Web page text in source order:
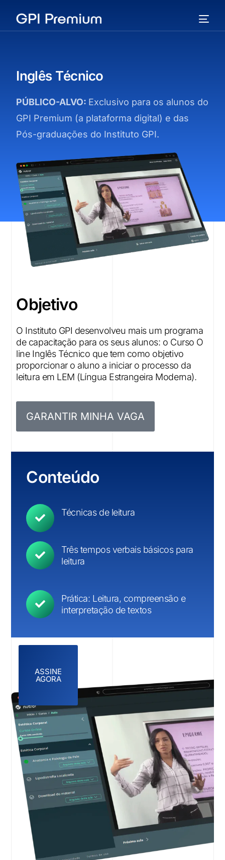
Inglês Técnico
PÚBLICO-ALVO: Exclusivo para os alunos do
GPI Premium (a plataforma digital) e das
Pós-graduações do Instituto GPI.
Objetivo
O Instituto GPI desenvolveu mais um programa
de capacitação para os seus alunos: o Curso O
line Inglês Técnico que tem como objetivo
proporcionar o aluno a iniciar o processo da
leitura em LEM (Língua Estrangeira Moderna).
GARANTIR MINHA VAGA
Conteúdo
Técnicas de leitura
Três tempos verbais básicos para
leitura
Prática: Leitura, compreensão e
interpretação de textos
ASSINE
AGORA